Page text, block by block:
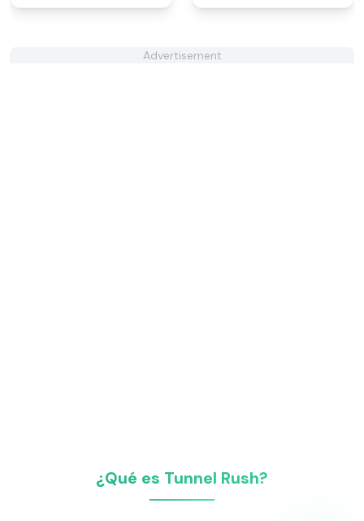
Advertisement
¿Qué es Tunnel Rush?